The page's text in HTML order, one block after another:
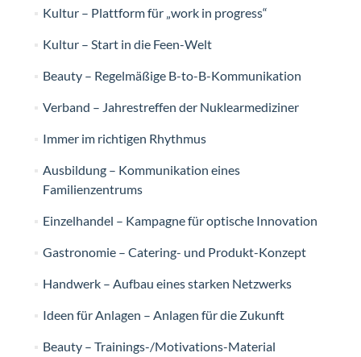
Kultur – Plattform für „work in progress“
Kultur – Start in die Feen-Welt
Beauty – Regelmäßige B-to-B-Kommunikation
Verband – Jahrestreffen der Nuklearmediziner
Immer im richtigen Rhythmus
Ausbildung – Kommunikation eines
Familienzentrums
Einzelhandel – Kampagne für optische Innovation
Gastronomie – Catering- und Produkt-Konzept
Handwerk – Aufbau eines starken Netzwerks
Ideen für Anlagen – Anlagen für die Zukunft
Beauty – Trainings-/Motivations-Material